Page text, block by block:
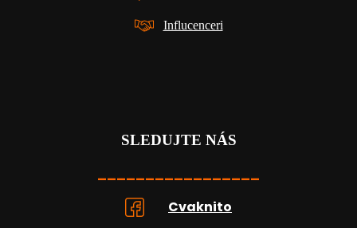
Influcenceri
SLEDUJTE NÁS
_________________
Cvaknito